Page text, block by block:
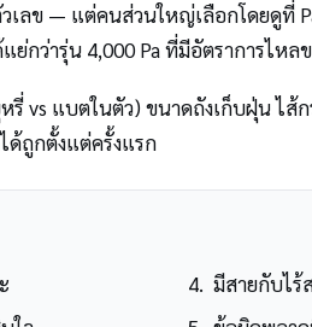
ลข — แต่คนส่วนใหญ่เลือกโดยดูที่
กว่ารุ่น 4,000 Pa ที่มีอัตราการไห
vs แบตในตัว) ขนาดถังเก็บฝุ่น ไส้
ด้ถูกตั้งแต่ครั้งแรก
มีสายกับไร้